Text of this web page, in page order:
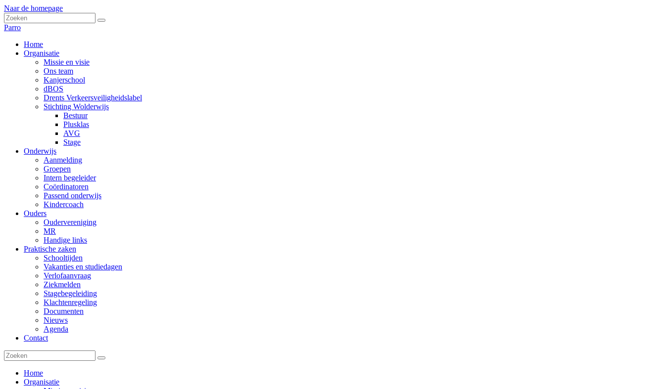
Naar de homepage
Parro
Home
Organisatie
Missie en visie
Ons team
Kanjerschool
dBOS
Drents Verkeersveiligheidslabel
Stichting Wolderwijs
Bestuur
Plusklas
AVG
Stage
Onderwijs
Aanmelding
Groepen
Intern begeleider
Coördinatoren
Passend onderwijs
Kindercoach
Ouders
Oudervereniging
MR
Handige links
Praktische zaken
Schooltijden
Vakanties en studiedagen
Verlofaanvraag
Ziekmelden
Stagebegeleiding
Klachtenregeling
Documenten
Nieuws
Agenda
Contact
Home
Organisatie